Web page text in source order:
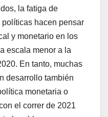
la fatiga de
hacen pensar
y monetario en los
escala menor a la
En tanto, muchas
desarrollo también
monetaria o
el correr de 2021